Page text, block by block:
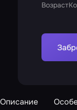
Возраст
Описание